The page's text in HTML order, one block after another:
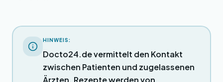
HINWEIS:
Docto24.de vermittelt den Kontakt
zwischen Patienten und zugelassenen
Ärzten. Rezepte werden von